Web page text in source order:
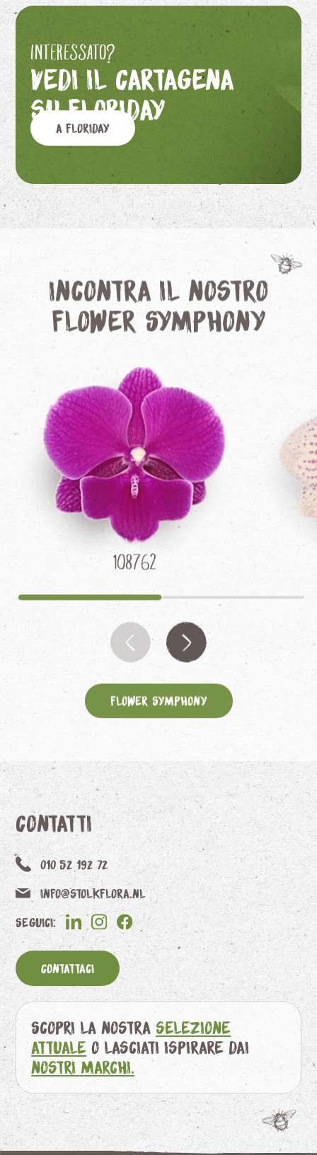
Interessato?
Vedi il Cartagena
su Floriday
A Floriday
Incontra il nostro
Flower Symphony
108762
Flower Symphony
Contatti
010 52 192 72
info@stolkflora.nl
Seguici:
Contattaci
Scopri la nostraselezione
attuale o lasciati ispirare dai
nostri marchi.